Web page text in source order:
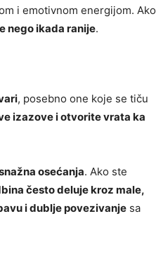
i emotivnom energijom. Ako
nego ikada ranije.
, posebno one koje se tiču
izazove i otvorite vrata ka
osećanja. Ako ste
često deluje kroz male,
i dublje povezivanje sa